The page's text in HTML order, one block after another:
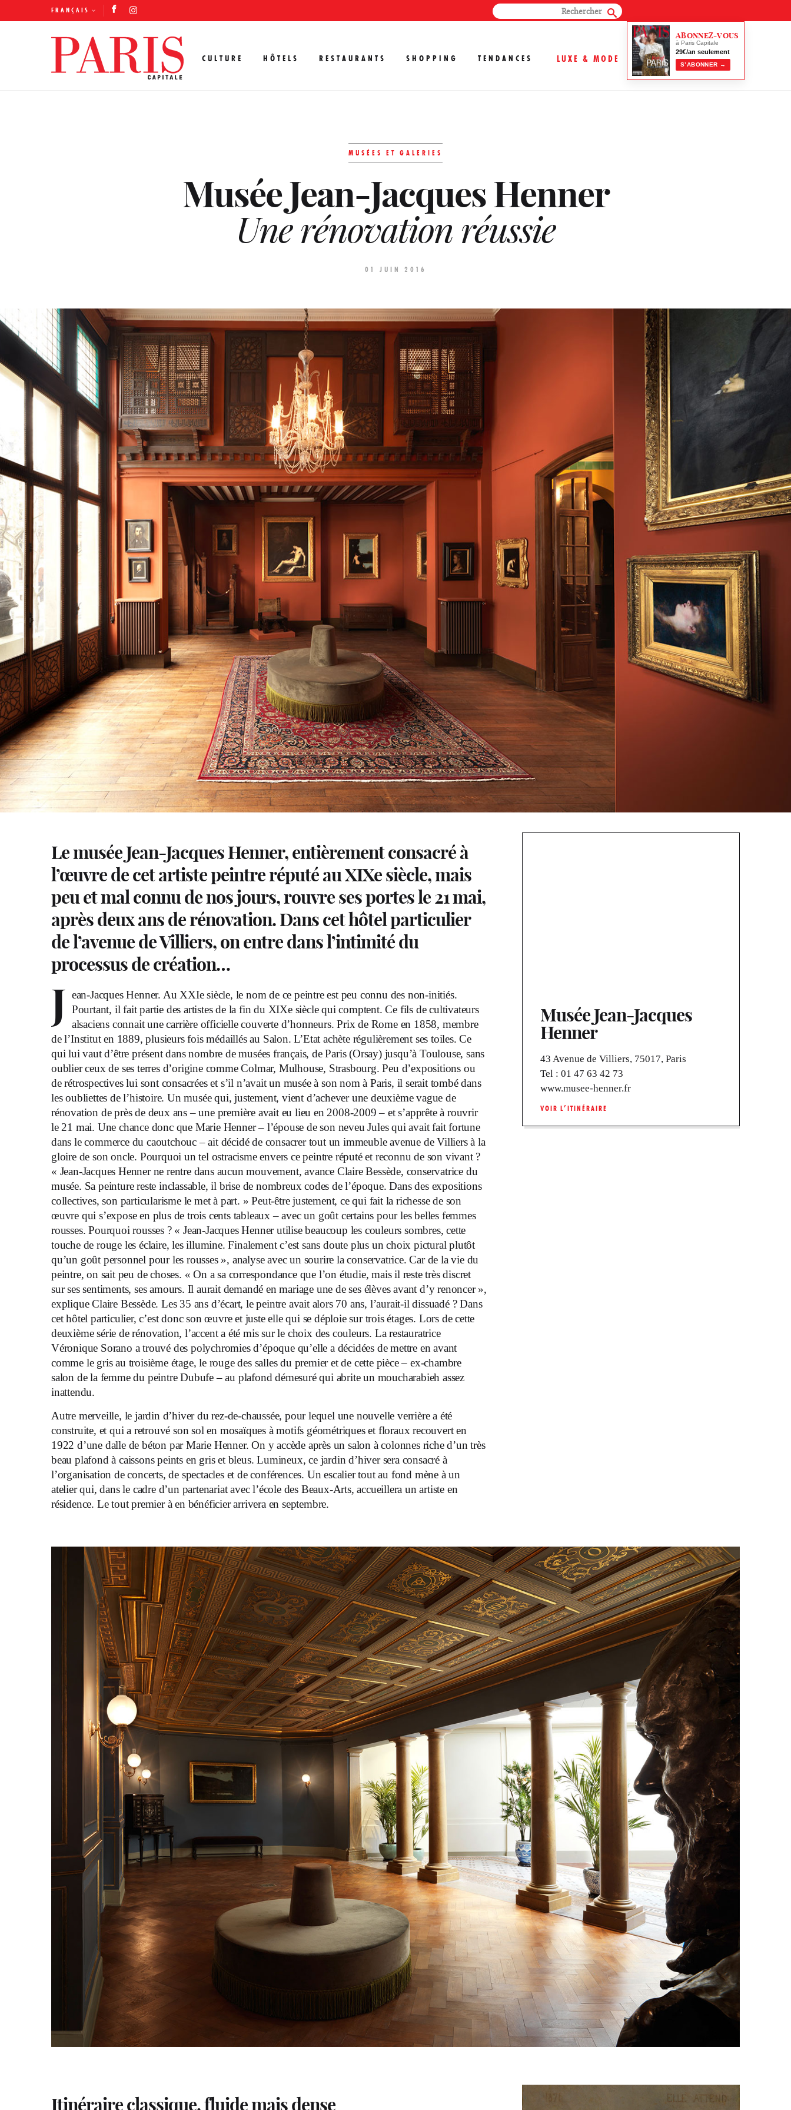
FRANÇAIS
CULTURE HÔTELS RESTAURANTS SHOPPING TENDANCES LUXE & MODE
ABONNEZ-VOUS
à Paris Capitale
29€/an seulement
S’ABONNER →
MUSÉES ET GALERIES
Musée Jean-Jacques Henner
Une rénovation réussie
01 JUIN 2016
Le musée Jean-Jacques Henner, entièrement consacré à
l’œuvre de cet artiste peintre réputé au XIXe siècle, mais
peu et mal connu de nos jours, rouvre ses portes le 21 mai,
après deux ans de rénovation. Dans cet hôtel particulier
de l’avenue de Villiers, on entre dans l’intimité du
processus de création…
J ean-Jacques Henner. Au XXIe siècle, le nom de ce peintre est peu connu des non-initiés.
Pourtant, il fait partie des artistes de la fin du XIXe siècle qui comptent. Ce fils de cultivateurs
alsaciens connait une carrière officielle couverte d’honneurs. Prix de Rome en 1858, membre
de l’Institut en 1889, plusieurs fois médaillés au Salon. L’Etat achète régulièrement ses toiles. Ce
qui lui vaut d’être présent dans nombre de musées français, de Paris (Orsay) jusqu’à Toulouse, sans
oublier ceux de ses terres d’origine comme Colmar, Mulhouse, Strasbourg. Peu d’expositions ou
de rétrospectives lui sont consacrées et s’il n’avait un musée à son nom à Paris, il serait tombé dans
les oubliettes de l’histoire. Un musée qui, justement, vient d’achever une deuxième vague de
rénovation de près de deux ans – une première avait eu lieu en 2008-2009 – et s’apprête à rouvrir
le 21 mai. Une chance donc que Marie Henner – l’épouse de son neveu Jules qui avait fait fortune
dans le commerce du caoutchouc – ait décidé de consacrer tout un immeuble avenue de Villiers à la
gloire de son oncle. Pourquoi un tel ostracisme envers ce peintre réputé et reconnu de son vivant ?
« Jean-Jacques Henner ne rentre dans aucun mouvement, avance Claire Bessède, conservatrice du
musée. Sa peinture reste inclassable, il brise de nombreux codes de l’époque. Dans des expositions
collectives, son particularisme le met à part. » Peut-être justement, ce qui fait la richesse de son
œuvre qui s’expose en plus de trois cents tableaux – avec un goût certains pour les belles femmes
rousses. Pourquoi rousses ? « Jean-Jacques Henner utilise beaucoup les couleurs sombres, cette
touche de rouge les éclaire, les illumine. Finalement c’est sans doute plus un choix pictural plutôt
qu’un goût personnel pour les rousses », analyse avec un sourire la conservatrice. Car de la vie du
peintre, on sait peu de choses. « On a sa correspondance que l’on étudie, mais il reste très discret
sur ses sentiments, ses amours. Il aurait demandé en mariage une de ses élèves avant d’y renoncer »,
explique Claire Bessède. Les 35 ans d’écart, le peintre avait alors 70 ans, l’aurait-il dissuadé ? Dans
cet hôtel particulier, c’est donc son œuvre et juste elle qui se déploie sur trois étages. Lors de cette
deuxième série de rénovation, l’accent a été mis sur le choix des couleurs. La restauratrice
Véronique Sorano a trouvé des polychromies d’époque qu’elle a décidées de mettre en avant
comme le gris au troisième étage, le rouge des salles du premier et de cette pièce – ex-chambre
salon de la femme du peintre Dubufe – au plafond démesuré qui abrite un moucharabieh assez
inattendu.
Autre merveille, le jardin d’hiver du rez-de-chaussée, pour lequel une nouvelle verrière a été
construite, et qui a retrouvé son sol en mosaïques à motifs géométriques et floraux recouvert en
1922 d’une dalle de béton par Marie Henner. On y accède après un salon à colonnes riche d’un très
beau plafond à caissons peints en gris et bleus. Lumineux, ce jardin d’hiver sera consacré à
l’organisation de concerts, de spectacles et de conférences. Un escalier tout au fond mène à un
atelier qui, dans le cadre d’un partenariat avec l’école des Beaux-Arts, accueillera un artiste en
résidence. Le tout premier à en bénéficier arrivera en septembre.
Musée Jean-Jacques
Henner
43 Avenue de Villiers, 75017, Paris
Tel : 01 47 63 42 73
www.musee-henner.fr
VOIR L’ITINÉRAIRE
Itinéraire classique, fluide mais dense